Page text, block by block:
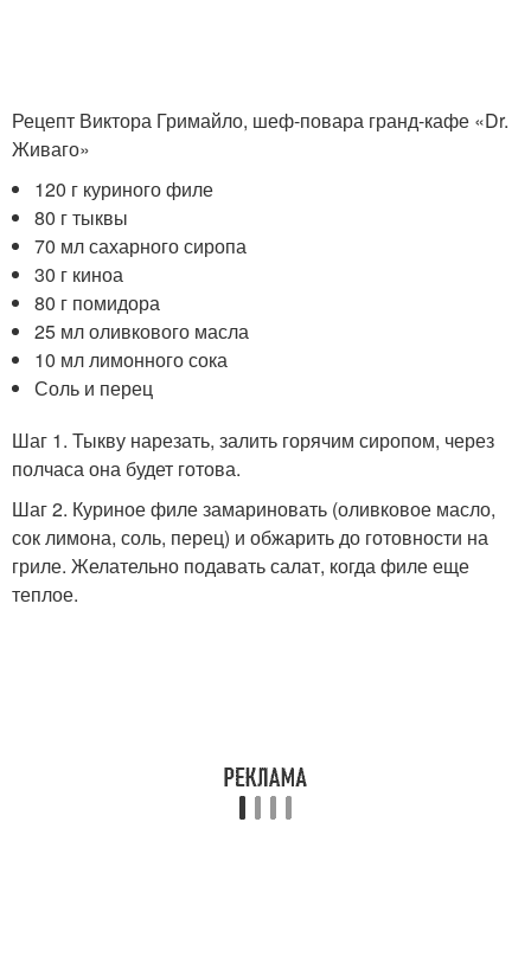
Рецепт Виктора Гримайло, шеф-повара гранд-кафе «Dr.
Живаго»
120 г куриного филе
80 г тыквы
70 мл сахарного сиропа
30 г киноа
80 г помидора
25 мл оливкового масла
10 мл лимонного сока
Соль и перец
Шаг 1. Тыкву нарезать, залить горячим сиропом, через
полчаса она будет готова.
Шаг 2. Куриное филе замариновать (оливковое масло,
сок лимона, соль, перец) и обжарить до готовности на
гриле. Желательно подавать салат, когда филе еще
теплое.